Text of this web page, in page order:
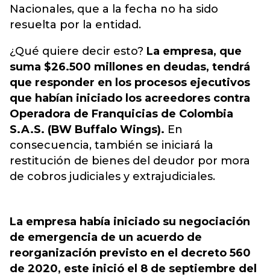
Nacionales, que a la fecha no ha sido
resuelta por la entidad.
¿Qué quiere decir esto? La empresa, que
suma $26.500 millones en deudas, tendrá
que responder en los procesos ejecutivos
que habían iniciado los acreedores contra
Operadora de Franquicias de Colombia
S.A.S. (BW Buffalo Wings). En
consecuencia, también se iniciará la
restitución de bienes del deudor por mora
de cobros judiciales y extrajudiciales.
La empresa había iniciado su negociación
de emergencia de un acuerdo de
reorganización previsto en el decreto 560
de 2020, este inició el 8 de septiembre del